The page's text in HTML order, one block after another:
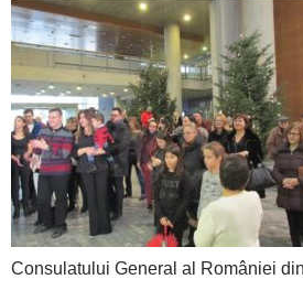
Consulatului General al României